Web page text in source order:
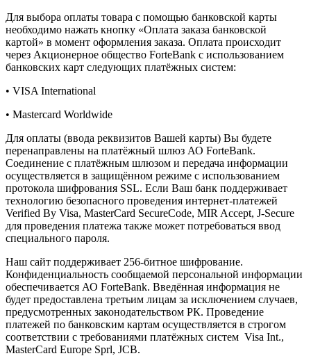
Для выбора оплаты товара с помощью банковской карты
необходимо нажать кнопку «Оплата заказа банковской
картой» в момент оформления заказа. Оплата происходит
через Акционерное общество ForteBank с использованием
банковских карт следующих платёжных систем:
• VISA International
• Mastercard Worldwide
Для оплаты (ввода реквизитов Вашей карты) Вы будете
перенаправлены на платёжный шлюз АО ForteBank.
Соединение с платёжным шлюзом и передача информации
осуществляется в защищённом режиме с использованием
протокола шифрования SSL. Если Ваш банк поддерживает
технологию безопасного проведения интернет-платежей
Verified By Visa, MasterCard SecureCode, MIR Accept, J-Secure
для проведения платежа также может потребоваться ввод
специального пароля.
Наш сайт поддерживает 256-битное шифрование.
Конфиденциальность сообщаемой персональной информации
обеспечивается АО ForteBank. Введённая информация не
будет предоставлена третьим лицам за исключением случаев,
предусмотренных законодательством РК. Проведение
платежей по банковским картам осуществляется в строгом
соответствии с требованиями платёжных систем Visa Int.,
MasterCard Europe Sprl, JCB.